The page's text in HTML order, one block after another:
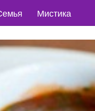
Мистика